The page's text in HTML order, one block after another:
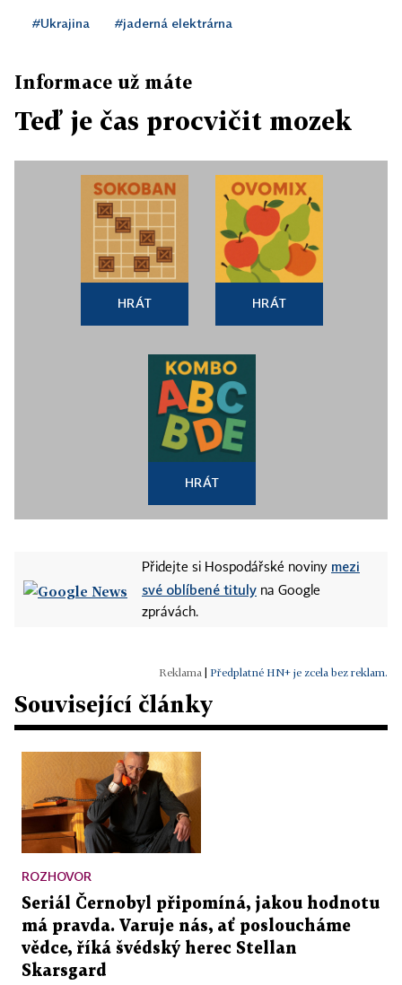
#Ukrajina #jaderná elektrárna
Informace už máte
Teď je čas procvičit mozek
HRÁT HRÁT
HRÁT
Přidejte si Hospodářské noviny mezi
své oblíbené tituly na Google
zprávách.
Předplatné HN+ je zcela bez reklam.
Související články
ROZHOVOR
Seriál Černobyl připomíná, jakou hodnotu
má pravda. Varuje nás, ať posloucháme
vědce, říká švédský herec Stellan
Skarsgard